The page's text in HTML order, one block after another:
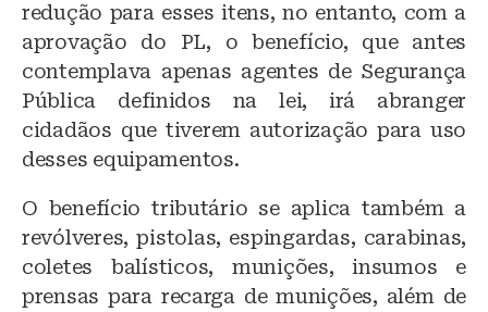
redução para esses itens, no entanto, com a
aprovação do PL, o benefício, que antes
contemplava apenas agentes de Segurança
Pública definidos na lei, irá abranger
cidadãos que tiverem autorização para uso
desses equipamentos.
O benefício tributário se aplica também a
revólveres, pistolas, espingardas, carabinas,
coletes balísticos, munições, insumos e
prensas para recarga de munições, além de